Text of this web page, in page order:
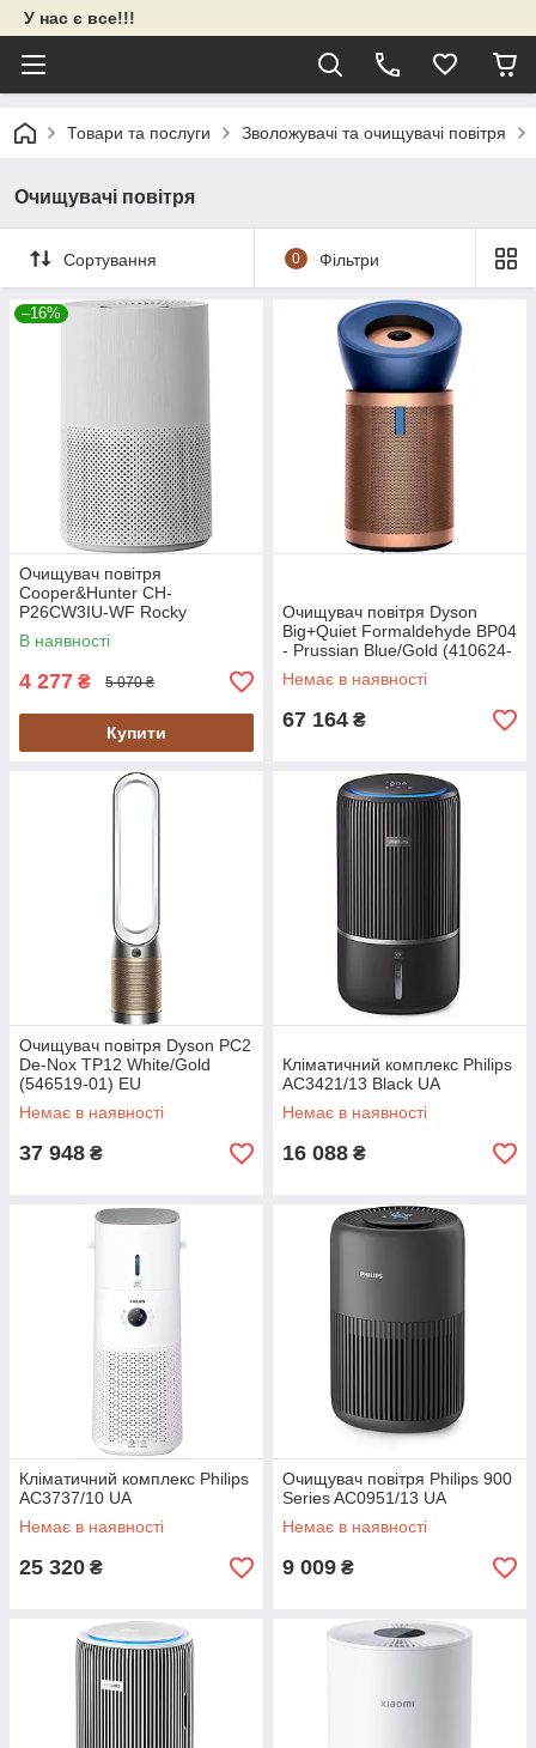
У нас є все!!!
Товари та послуги Зволожувачі та очищувачі повітря
Очищувачі повітря
Сортування 0 Фільтри
–16%
Очищувач повітря
Cooper&Hunter CH-
P26CW3IU-WF Rocky
Mountains Piedmont White UA
В наявності
4 277 ₴ 5 070 ₴
Купити
Очищувач повітря Dyson
Big+Quiet Formaldehyde BP04
- Prussian Blue/Gold (410624-
01) EU
Немає в наявності
67 164 ₴
Очищувач повітря Dyson PC2
De-Nox TP12 White/Gold
(546519-01) EU
Немає в наявності
37 948 ₴
Кліматичний комплекс Philips
AC3421/13 Black UA
Немає в наявності
16 088 ₴
Кліматичний комплекс Philips
AC3737/10 UA
Немає в наявності
25 320 ₴
Очищувач повітря Philips 900
Series AC0951/13 UA
Немає в наявності
9 009 ₴